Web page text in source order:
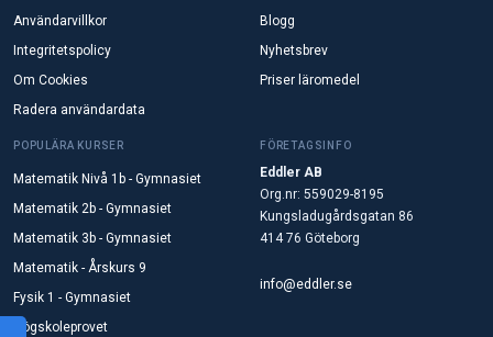
Användarvillkor
Integritetspolicy
Om Cookies
Radera användardata
Blogg
Nyhetsbrev
Priser läromedel
POPULÄRA KURSER
Matematik Nivå 1b - Gymnasiet
Matematik 2b - Gymnasiet
Matematik 3b - Gymnasiet
Matematik - Årskurs 9
Fysik 1 - Gymnasiet
Högskoleprovet
FÖRETAGSINFO
Eddler AB
Org.nr: 559029-8195
Kungsladugårdsgatan 86
414 76 Göteborg
info@eddler.se